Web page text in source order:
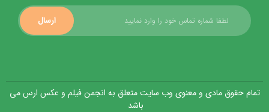
ارسال
تمام حقوق مادی و معنوی وب سایت متعلق به انجمن فیلم و عکس ارس می
باشد ​